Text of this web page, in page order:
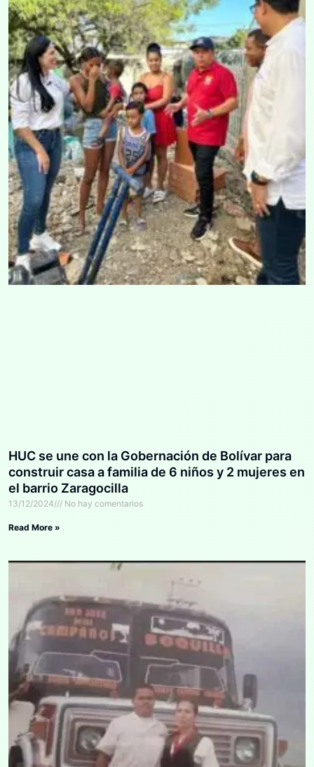
HUC se une con la Gobernación de Bolívar para
construir casa a familia de 6 niños y 2 mujeres en
el barrio Zaragocilla
13/12/2024 No hay comentarios
Read More »